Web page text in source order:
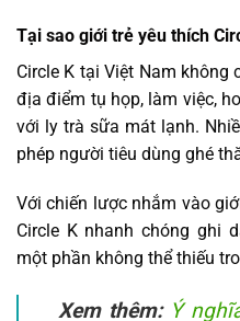
Tại sao giới trẻ yêu thích
Circle K tại Việt Nam không
địa điểm tụ họp, làm việc,
với ly trà sữa mát lạnh.
phép người tiêu dùng ghé
Với chiến lược nhắm vào
Circle K nhanh chóng ghi
một phần không thể thiếu
Xem thêm: Ý